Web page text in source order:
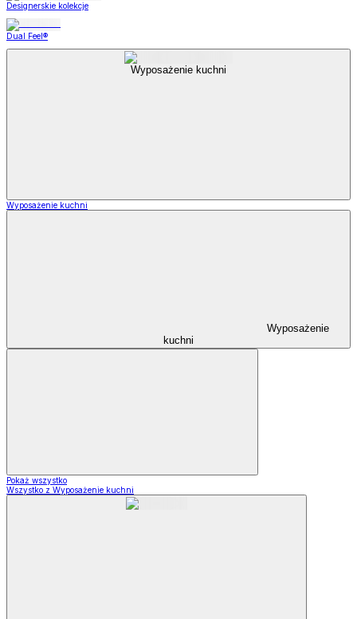
Designerskie kolekcje
Dual Feel®
Wyposażenie kuchni
Wyposażenie kuchni
Wyposażenie
kuchni
Pokaż wszystko
Wszystko z Wyposażenie kuchni